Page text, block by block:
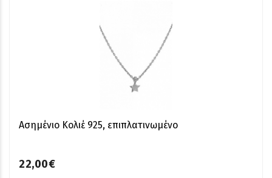
Ασημένιο Κολιέ 925, επιπλατινωμένο
22,00€